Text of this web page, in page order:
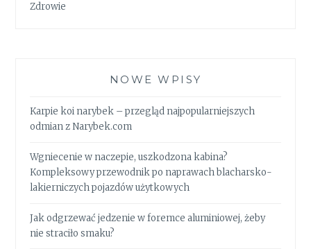
Zdrowie
NOWE WPISY
Karpie koi narybek – przegląd najpopularniejszych
odmian z Narybek.com
Wgniecenie w naczepie, uszkodzona kabina?
Kompleksowy przewodnik po naprawach blacharsko-
lakierniczych pojazdów użytkowych
Jak odgrzewać jedzenie w foremce aluminiowej, żeby
nie straciło smaku?